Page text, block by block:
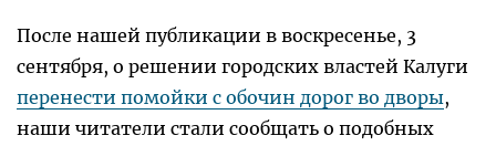
После нашей публикации в воскресенье, 3
сентября, о решении городских властей Калуги
перенести помойки с обочин дорог во дворы,
наши читатели стали сообщать о подобных